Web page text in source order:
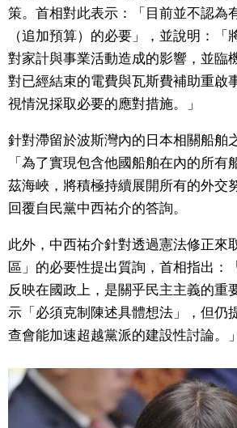
日本入門
政治外交
社會
財經
文化
科學技術
生活
運動
娛樂
策。首相對此表示：「目前並不認為
（追加預算）的必要」，並說明：「
對家計與事業活動造成的影響，並臨
對已經結束的電費與瓦斯費補助重啟
視情況採取必要的應對措施。」
針對滯留於波斯灣內的日本相關船舶
「為了實現包含他國船舶在內的所有
茲海峽，將積極持續展開所有的外交
回覆自民黨中西祐介的答詢。
此外，中西祐介針對透過憲法修正來
區」的必要性提出質詢，首相指出：
反映在國政上，是關乎民主主義的重
示「必須克制陳述具體想法」，但仍
查會能加速超越黨派的建設性討論。」